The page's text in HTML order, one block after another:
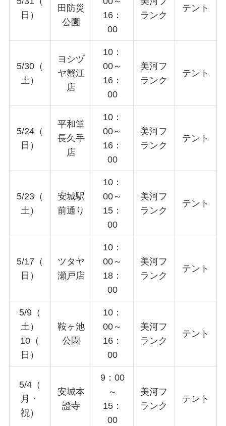
日）
田防災
公園
16：
00
ランク
テント
5/30（
土）
ヨシヅ
ヤ蟹江
店
10：
00～
16：
00
美河フ
ランク
テント
5/24（
日）
平和堂
長久手
店
10：
00～
16：
00
美河フ
ランク
テント
5/23（
土）
安城駅
前通り
10：
00～
15：
00
美河フ
ランク
テント
5/17（
日）
ツタヤ
瀬戸店
10：
00～
18：
00
美河フ
ランク
テント
5/9（
土）
10（
日）
鞍ヶ池
公園
10：
00～
16：
00
美河フ
ランク
テント
5/4（
月・
祝）
安城本
證寺
9：00
～
15：
00
美河フ
ランク
テント